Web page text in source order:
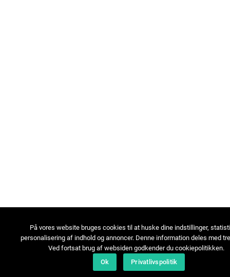
På vores website bruges cookies til at huske dine indstillinger,
personalisering af indhold og annoncer. Denne information deles med
Ved fortsat brug af websiden godkender du cookiepolitikken.
Ok
Privatlivspolitik